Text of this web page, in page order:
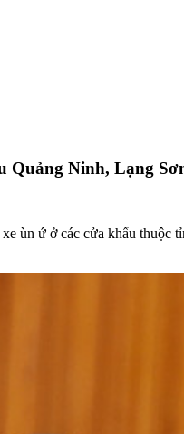
Quảng Ninh, Lạng
ùn ứ ở các cửa khẩu